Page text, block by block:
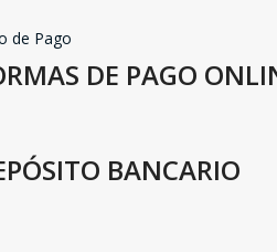
de Pago
DE PAGO
BANCARIO